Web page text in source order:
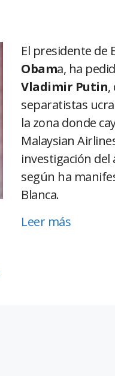
El presidente de
Obama, ha
Vladimir Putin,
separatistas
la zona donde
Malaysian
investigación del
según ha
Blanca.
Leer más